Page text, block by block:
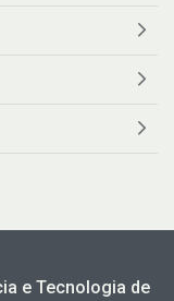
e Tecnologia de